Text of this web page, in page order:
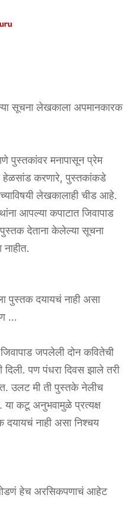
सूचना लेखकाला अपमानकारक
पुस्तकांवर मनापासून प्रेम
हेळसांड करणारे, पुस्तकांकडे
लेखकालाही चीड आहे.
आपल्या कपाटात जिवापाड
देताना केलेल्या सूचना
पुस्तक दयायचं नाही असा
…
जपलेली दोन कवितेची
दिली. पण पंधरा दिवस झाले तरी
उलट मी ती पुस्तके नेलीच
या कटू अनुभवामुळे प्रत्यक्ष
दयायचं नाही असा निश्चय
हेच अरसिकपणाचं आहेट